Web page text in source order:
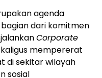
agenda
dari komitmen
Corporate
mempererat
di sekitar wilayah
sosial